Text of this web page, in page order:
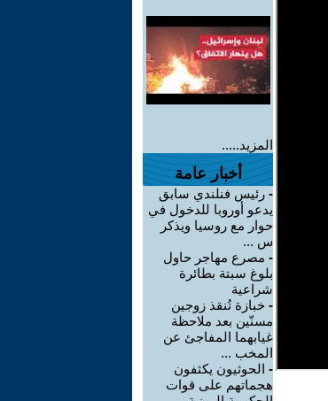
المزيد.....
أخبار عامة
- رئيس فنلندي سابق
يدعو أوروبا للدخول في
حوار مع روسيا ويذكر
س ...
- مصرع مهاجر حاول
بلوغ سبتة بطائرة
شراعية
- خبازة تُنقذ زوجين
مسنّين بعد ملاحظة
غيابهما المفاجئ عن
المخب ...
- الحوثيون يكثفون
هجماتهم على قوات